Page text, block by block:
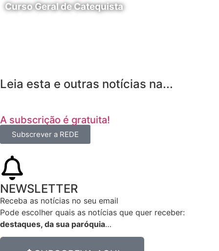
Curso Geral de Catequista
Leia esta e outras notícias na...
A subscrição é gratuita!
Subscrever a REDE
NEWSLETTER
Receba as notícias no seu email​
Pode escolher quais as notícias que quer receber:
destaques, da sua paróquia…